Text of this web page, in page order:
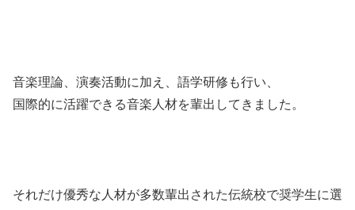
音楽理論、演奏活動に加え、語学研修も行い、
国際的に活躍できる音楽人材を輩出してきました。
それだけ優秀な人材が多数輩出された伝統校で奨学生に選